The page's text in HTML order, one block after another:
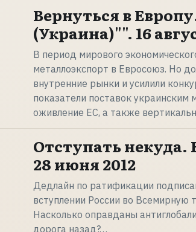
Вернуться в
(Украина)"". 16
В период мирового
металлоэкспорт в Евросоюз. Но
внутренние рынки и усилили
показатели поставок украинским
оживление ЕС, а также
Отступать
28 июня 2012
Дедлайн по ратификации
вступлении России во Всемирную
Насколько оправданы
дорога назад?…